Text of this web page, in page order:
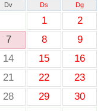
Dv Ds Dg
1
2
7 8
9
14 15
16
21 22
23
28 29
30